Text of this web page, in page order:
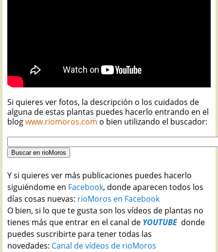
Si quieres ver fotos, la descripción o los cuidados de
alguna de estas plantas puedes hacerlo entrando en el
blogwww.riomoros.com o bien utilizando el buscador:
Y si quieres ver más publicaciones puedes hacerlo
siguiéndome en Facebook, donde aparecen todos los
días cosas nuevas: rioMoros en Facebook
O bien, si lo que te gusta son los vídeos de plantas no
tienes más que entrar en el canal de YOUTUBE donde
puedes suscribirte para tener todas las
novedades: Canal de vídeos de rioMoros